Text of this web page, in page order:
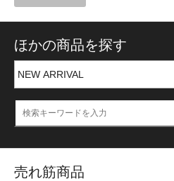
ほかの商品を探す
売れ筋商品